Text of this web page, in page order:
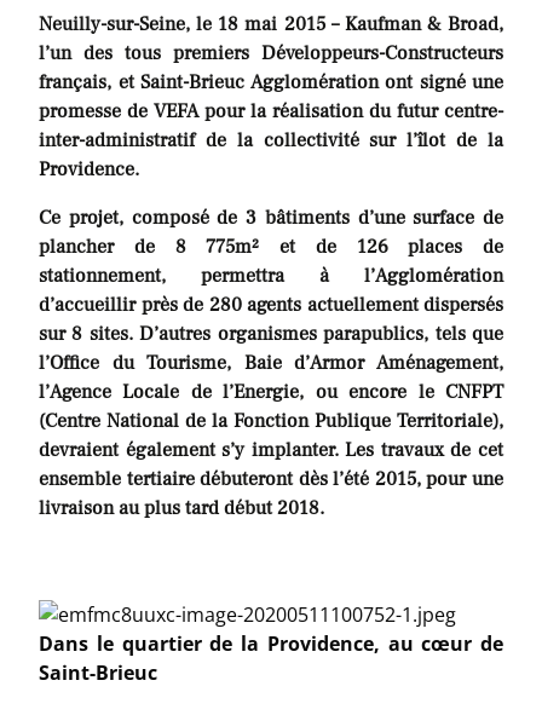
Neuilly-sur-Seine, le 18 mai 2015 – Kaufman & Broad,
l’un des tous premiers Développeurs-Constructeurs
français, et Saint-Brieuc Agglomération ont signé une
promesse de VEFA pour la réalisation du futur centre-
inter-administratif de la collectivité sur l’îlot de la
Providence.
Ce projet, composé de 3 bâtiments d’une surface de
plancher de 8 775m² et de 126 places de
stationnement, permettra à l’Agglomération
d’accueillir près de 280 agents actuellement dispersés
sur 8 sites. D’autres organismes parapublics, tels que
l’Office du Tourisme, Baie d’Armor Aménagement,
l’Agence Locale de l’Energie, ou encore le CNFPT
(Centre National de la Fonction Publique Territoriale),
devraient également s’y implanter. Les travaux de cet
ensemble tertiaire débuteront dès l’été 2015, pour une
livraison au plus tard début 2018.
Dans le quartier de la Providence, au cœur de
Saint-Brieuc